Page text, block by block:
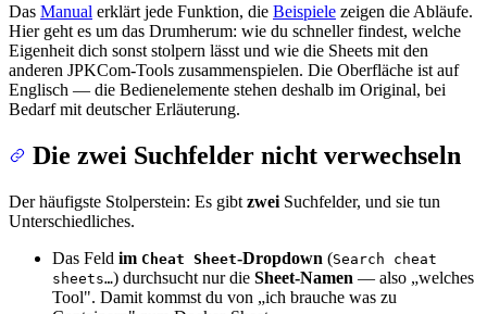
Das Manual erklärt jede Funktion, die Beispiele zeigen die Abläufe.
Hier geht es um das Drumherum: wie du schneller findest, welche
Eigenheit dich sonst stolpern lässt und wie die Sheets mit den
anderen JPKCom-Tools zusammenspielen. Die Oberfläche ist auf
Englisch — die Bedienelemente stehen deshalb im Original, bei
Bedarf mit deutscher Erläuterung.
Die zwei Suchfelder nicht verwechseln
Der häufigste Stolperstein: Es gibt zwei Suchfelder, und sie tun
Unterschiedliches.
Das Feld im Cheat Sheet-Dropdown (Search cheat
sheets…) durchsucht nur die Sheet-Namen — also „welches
Tool". Damit kommst du von „ich brauche was zu